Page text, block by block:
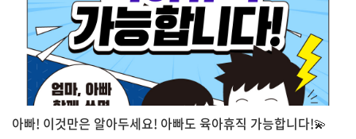
아빠! 이것만은 알아두세요! 아빠도 육아휴직 가능합니다!💫